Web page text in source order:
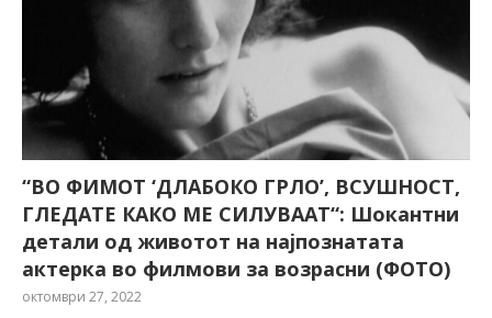
“ВО ФИМОТ ‘ДЛАБОКО ГРЛО’, ВСУШНОСТ,
ГЛЕДАТЕ КАКО МЕ СИЛУВААТ“: Шокантни
детали од животот на најпознатата
актерка во филмови за возрасни (ФОТО)
октомври 27, 2022